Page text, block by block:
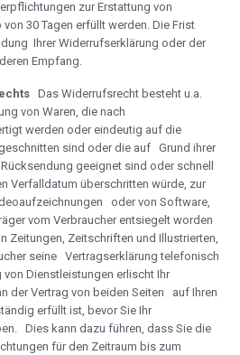
zur Erstattung von
30 Tagen erfüllt werden. Die Frist
Ihrer Widerrufserklärung oder der
Empfang.
Das Widerrufsrecht besteht u.a.
von Waren, die nach
werden oder eindeutig auf die
sind oder die auf Grund ihrer
geeignet sind oder schnell
Verfalldatum überschritten würde, zur
oder von Software,
vom Verbraucher entsiegelt worden
Zeitungen, Zeitschriften und Illustrierten,
seine Vertragserklärung telefonisch
Dienstleistungen erlischt Ihr
der Vertrag von beiden Seiten auf Ihren
erfüllt ist, bevor Sie Ihr
Dies kann dazu führen, dass Sie die
für den Zeitraum bis zum